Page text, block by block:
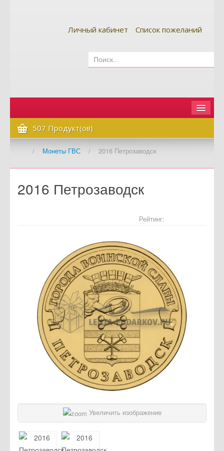
Личный кабинет Список пожеланий
Главная
Как сделать заказ
Оплата и доставка
Контакты
507 Продукт(ов)
/ Монеты ГВС / 2016 Петрозаводск
2016 Петрозаводск
Рейтинг:
Увеличить изображение